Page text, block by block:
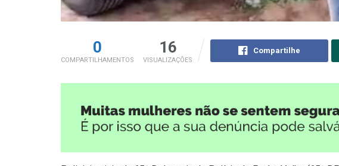
0
COMPARTILHAMENTOS
16
VISUALIZAÇÕES
Compartilhe